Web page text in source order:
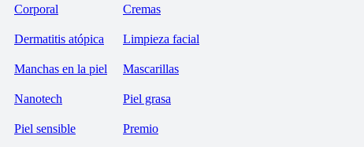
Corporal Cremas
Dermatitis atópica Limpieza facial
Manchas en la piel Mascarillas
Nanotech Piel grasa
Piel sensible Premio